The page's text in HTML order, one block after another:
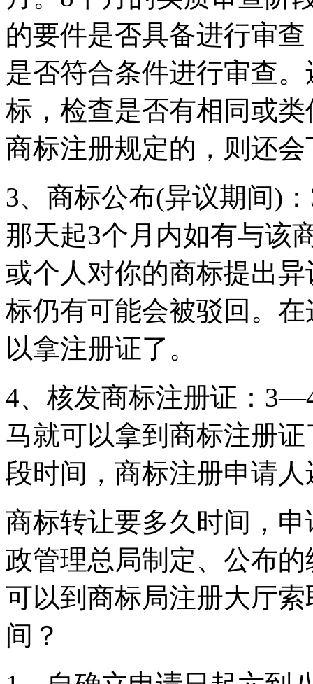
的要件是否具备进行审
是否符合条件进行审查
标，检查是否有相同或
商标注册规定的，则还
3、商标公布(异议期间)
那天起3个月内如有与该
或个人对你的商标提出
标仍有可能会被驳回。
以拿注册证了。
4、核发商标注册证：
马就可以拿到商标注册
段时间，商标注册申请
商标转让要多久时间，
政管理总局制定、公布
可以到商标局注册大厅
间？